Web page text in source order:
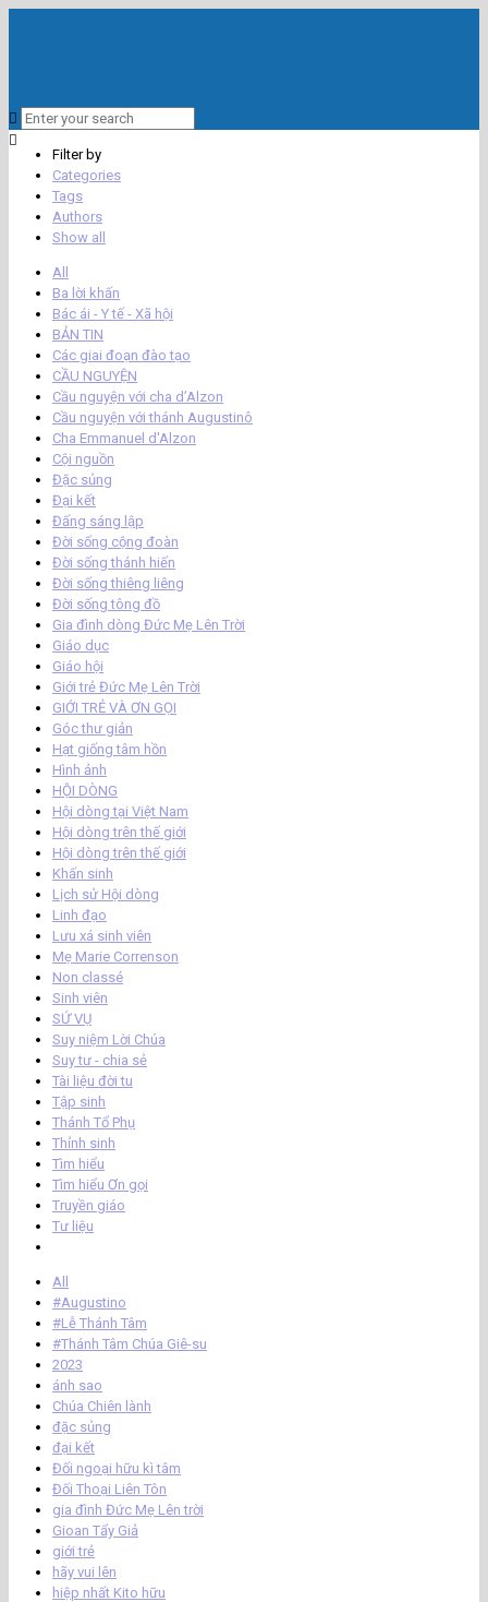
Filter by
Categories
Tags
Authors
Show all
All
Ba lời khấn
Bác ái - Y tế - Xã hội
BẢN TIN
Các giai đoạn đào tạo
CẦU NGUYỆN
Cầu nguyện với cha d’Alzon
Cầu nguyện với thánh Augustinô
Cha Emmanuel d'Alzon
Cội nguồn
Đặc sủng
Đại kết
Đấng sáng lập
Đời sống cộng đoàn
Đời sống thánh hiến
Đời sống thiêng liêng
Đời sống tông đồ
Gia đình dòng Đức Mẹ Lên Trời
Giáo dục
Giáo hội
Giới trẻ Đức Mẹ Lên Trời
GIỚI TRẺ VÀ ƠN GỌI
Góc thư giản
Hạt giống tâm hồn
Hình ảnh
HỘI DÒNG
Hội dòng tại Việt Nam
Hội dòng trên thế giới
Hội dòng trên thế giới
Khấn sinh
Lịch sử Hội dòng
Linh đạo
Lưu xá sinh viên
Mẹ Marie Correnson
Non classé
Sinh viên
SỨ VỤ
Suy niệm Lời Chúa
Suy tư - chia sẻ
Tài liệu đời tu
Tập sinh
Thánh Tổ Phụ
Thỉnh sinh
Tìm hiểu
Tìm hiểu Ơn gọi
Truyền giáo
Tư liệu
All
#Augustino
#Lễ Thánh Tâm
#Thánh Tâm Chúa Giê-su
2023
ánh sao
Chúa Chiên lành
đặc sủng
đại kết
Đối ngoại hữu kì tâm
Đối Thoại Liên Tôn
gia đình Đức Mẹ Lên trời
Gioan Tẩy Giả
giới trẻ
hãy vui lên
hiệp nhất Kito hữu